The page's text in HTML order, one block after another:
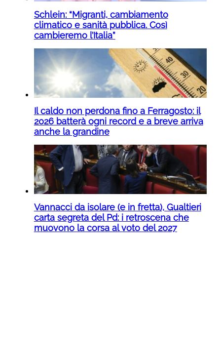
Schlein: “Migranti, cambiamento
climatico e sanità pubblica. Così
cambieremo l’Italia”
Il caldo non perdona fino a Ferragosto: il
2026 batterà ogni record e a breve arriva
anche la grandine
Vannacci da isolare (e in fretta), Gualtieri
carta segreta del Pd: i retroscena che
muovono la corsa al voto del 2027